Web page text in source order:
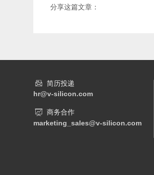
分享这篇文章：
简历投递
hr@v-silicon.com
商务合作
marketing_sales@v-silicon.com